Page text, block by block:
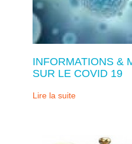
INFORMATIONS &
SUR LE COVID 19
Lire la suite